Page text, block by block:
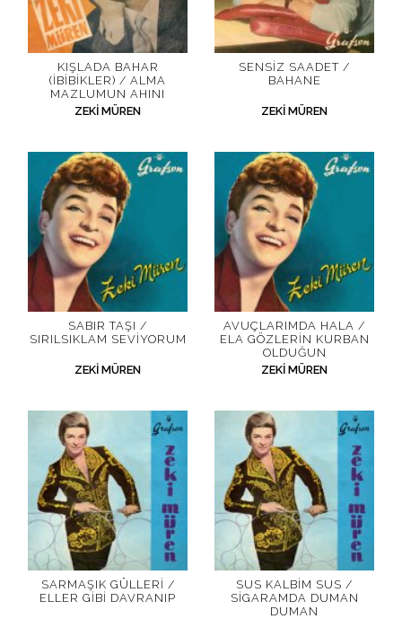
KIŞLADA BAHAR
(İBIBIKLER) / ALMA
MAZLUMUN AHINI
ZEKI MÜREN
SENSIZ SAADET /
BAHANE
ZEKI MÜREN
SABIR TAŞI /
SIRILSIKLAM SEVIYORUM
ZEKI MÜREN
AVUÇLARIMDA HALA /
ELA GÖZLERIN KURBAN
OLDUĞUN
ZEKI MÜREN
SARMAŞIK GÜLLERI /
ELLER GIBI DAVRANIP
SUS KALBIM SUS /
SIGARAMDA DUMAN
DUMAN